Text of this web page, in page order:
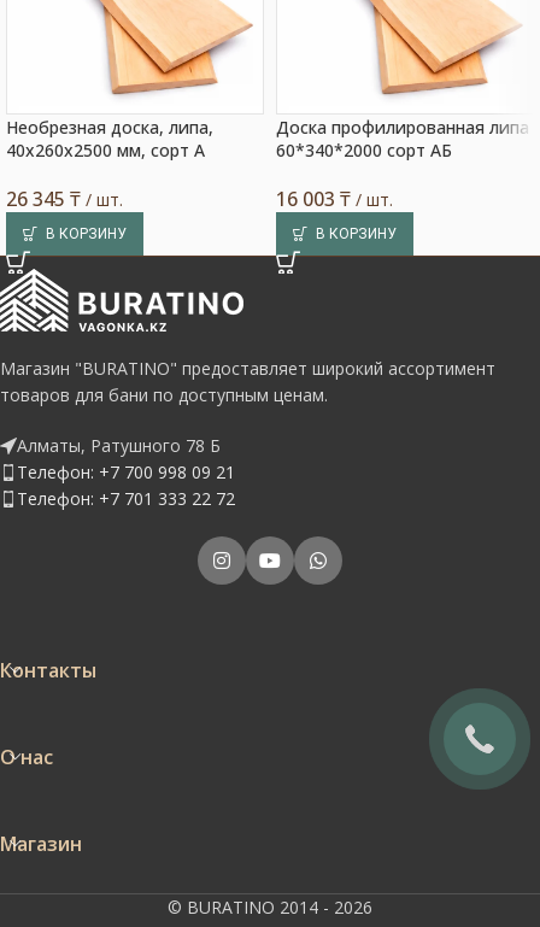
Необрезная доска, липа,
40x260x2500 мм, сорт A
26 345 ₸ / шт.
В КОРЗИНУ
Доска профилированная липа
60*340*2000 сорт АБ
16 003 ₸ / шт.
В КОРЗИНУ
Магазин "BURATINO" предоставляет широкий ассортимент
товаров для бани по доступным ценам.
Алматы, Ратушного 78 Б
Телефон: +7 700 998 09 21
Телефон: +7 701 333 22 72
Контакты
О нас
Магазин
© BURATINO 2014 - 2026